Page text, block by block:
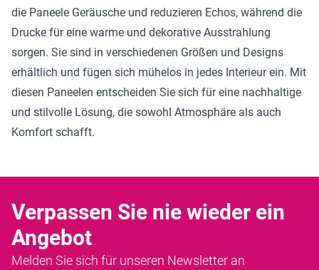
die Paneele Geräusche und reduzieren Echos, während die
Drucke für eine warme und dekorative Ausstrahlung
sorgen. Sie sind in verschiedenen Größen und Designs
erhältlich und fügen sich mühelos in jedes Interieur ein. Mit
diesen Paneelen entscheiden Sie sich für eine nachhaltige
und stilvolle Lösung, die sowohl Atmosphäre als auch
Komfort schafft.
Verpassen Sie nie wieder ein
Angebot
Melden Sie sich für unseren Newsletter an